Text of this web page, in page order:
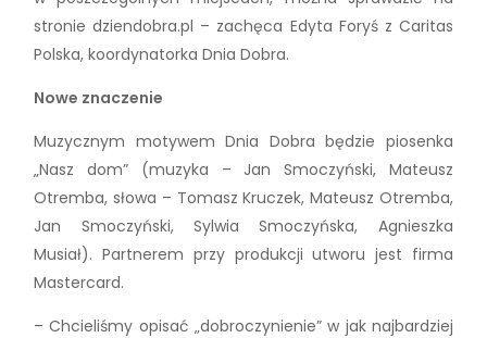
stronie dziendobra.pl – zachęca Edyta Foryś z Caritas
Polska, koordynatorka Dnia Dobra.
Nowe znaczenie
Muzycznym motywem Dnia Dobra będzie piosenka
„Nasz dom” (muzyka – Jan Smoczyński, Mateusz
Otremba, słowa – Tomasz Kruczek, Mateusz Otremba,
Jan Smoczyński, Sylwia Smoczyńska, Agnieszka
Musiał). Partnerem przy produkcji utworu jest firma
Mastercard.
– Chcieliśmy opisać „dobroczynienie” w jak najbardziej